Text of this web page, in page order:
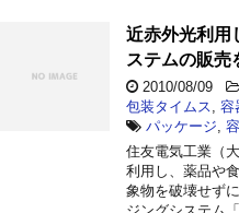
近赤外光利用
ステムの販売
2010/08/09
包装タイムス
容
パッケージ
住友電気工業（
利用し、薬品や
象物を破壊せず